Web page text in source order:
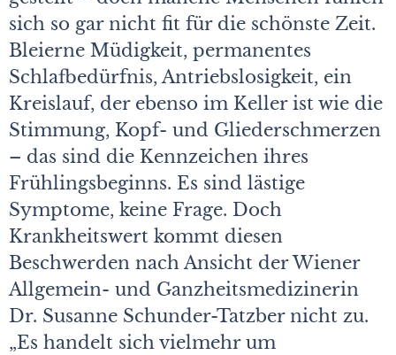
sich so gar nicht fit für die schönste Zeit.
Bleierne Müdigkeit, permanentes
Schlafbedürfnis, Antriebslosigkeit, ein
Kreislauf, der ebenso im Keller ist wie die
Stimmung, Kopf- und Gliederschmerzen
– das sind die Kennzeichen ihres
Frühlingsbeginns. Es sind lästige
Symptome, keine Frage. Doch
Krankheitswert kommt diesen
Beschwerden nach Ansicht der Wiener
Allgemein- und Ganzheitsmedizinerin
Dr. Susanne Schunder-Tatzber nicht zu.
„Es handelt sich vielmehr um